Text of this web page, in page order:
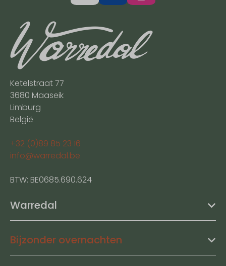
Ketelstraat 77
3680 Maaseik
Limburg
België
+32 (0)89 85 23 16
info@warredal.be
BTW: BE0685.690.624
Warredal
Bijzonder overnachten